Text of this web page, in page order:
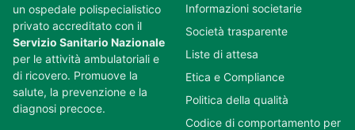
un ospedale polispecialistico
privato accreditato con il
Servizio Sanitario Nazionale
per le attività ambulatoriali e
di ricovero. Promuove la
salute, la prevenzione e la
diagnosi precoce.
Informazioni societarie
Società trasparente
Liste di attesa
Etica e Compliance
Politica della qualità
Codice di comportamento per